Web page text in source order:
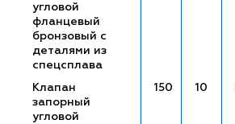
угловой
фланцевый
бронзовый с
деталями из
спецсплава
Клапан
запорный
угловой
150 10